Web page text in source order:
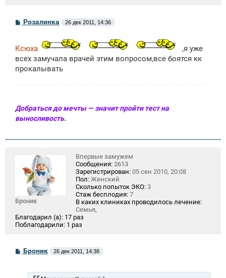
С
о
щ
е
н
и
Розалинка 26 дек 2011, 14:36
Ксюха
,я уже
всех замучала врачей этим вопросом,все боятся кк
прокалывать
Добраться до мечты — значит пройти тест на
выносливость.
Броник
Впервые замужем
Сообщения: 2613
Зарегистрирован: 05 сен 2010, 20:08
Пол: Женский
Сколько попыток ЭКО: 3
Стаж бесплодия: 7
В каких клиниках проводилось лечение:
Семья,
Благодарил (а): 17 раз
Поблагодарили: 1 раз
СБроник 26 дек 2011, 14:38